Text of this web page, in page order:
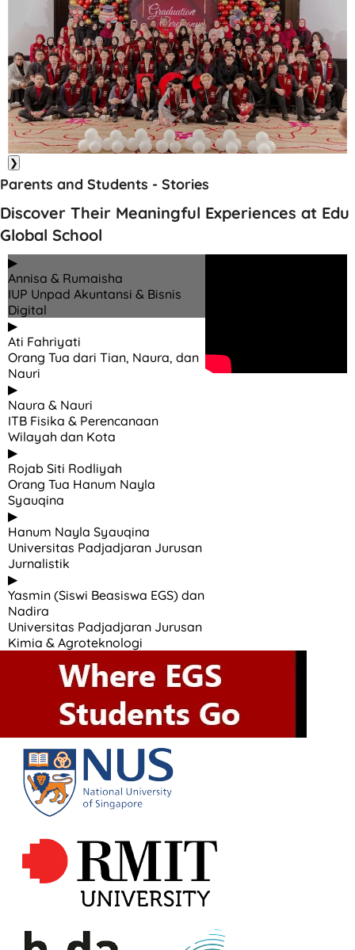
❯
Parents and Students - Stories
Discover Their Meaningful Experiences at Edu
Global School
▶
Annisa & Rumaisha
IUP Unpad Akuntansi & Bisnis
Digital
▶
Ati Fahriyati
Orang Tua dari Tian, Naura, dan
Nauri
▶
Naura & Nauri
ITB Fisika & Perencanaan
Wilayah dan Kota
▶
Rojab Siti Rodliyah
Orang Tua Hanum Nayla
Syauqina
▶
Hanum Nayla Syauqina
Universitas Padjadjaran Jurusan
Jurnalistik
▶
Yasmin (Siswi Beasiswa EGS) dan
Nadira
Universitas Padjadjaran Jurusan
Kimia & Agroteknologi